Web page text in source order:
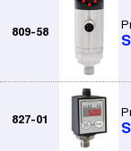
809-58
827-01